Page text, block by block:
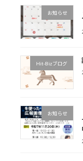
お知らせ
Hit-Bizブログ
お知らせ